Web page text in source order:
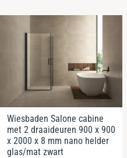
Wiesbaden Salone cabine
met 2 draaideuren 900 x 900
x 2000 x 8 mm nano helder
glas/mat zwart